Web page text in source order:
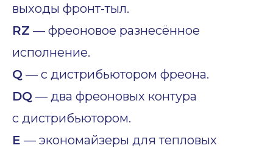
выходы фронт-тыл.
RZ — фреоновое разнесённое
исполнение.
Q — с дистрибьютором фреона.
DQ — два фреоновых контура
с дистрибьютором.
E — экономайзеры для тепловых